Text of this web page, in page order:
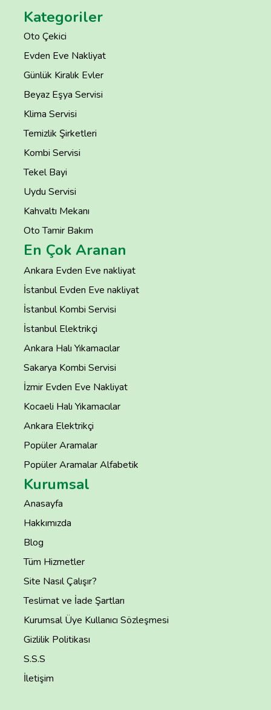
Kategoriler
Oto Çekici
Evden Eve Nakliyat
Günlük Kiralık Evler
Beyaz Eşya Servisi
Klima Servisi
Temizlik Şirketleri
Kombi Servisi
Tekel Bayi
Uydu Servisi
Kahvaltı Mekanı
Oto Tamir Bakım
En Çok Aranan
Ankara Evden Eve nakliyat
İstanbul Evden Eve nakliyat
İstanbul Kombi Servisi
İstanbul Elektrikçi
Ankara Halı Yıkamacılar
Sakarya Kombi Servisi
İzmir Evden Eve Nakliyat
Kocaeli Halı Yıkamacılar
Ankara Elektrikçi
Popüler Aramalar
Popüler Aramalar Alfabetik
Kurumsal
Anasayfa
Hakkımızda
Blog
Tüm Hizmetler
Site Nasıl Çalışır?
Teslimat ve İade Şartları
Kurumsal Üye Kullanıcı Sözleşmesi
Gizlilik Politikası
S.S.S
İletişim